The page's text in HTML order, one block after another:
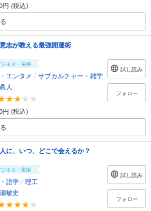
円 (税込)
志が教える最強開運術
ジネス・実用
エンタメ / サブカルチャー・雑学
人
円 (税込)
試し読み
フォロー
に、いつ、どこで会えるか？
ジネス・実用
語学 / 理工
敏史
試し読み
フォロー